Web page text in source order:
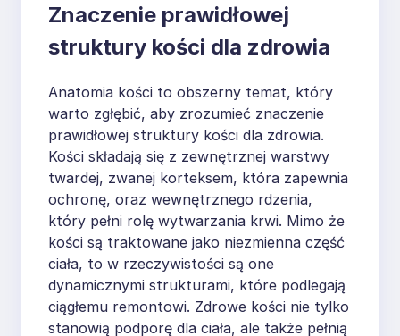
Znaczenie prawidłowej
struktury kości dla zdrowia
Anatomia kości to obszerny temat, który
warto zgłębić, aby zrozumieć znaczenie
prawidłowej struktury kości dla zdrowia.
Kości składają się z zewnętrznej warstwy
twardej, zwanej korteksem, która zapewnia
ochronę, oraz wewnętrznego rdzenia,
który pełni rolę wytwarzania krwi. Mimo że
kości są traktowane jako niezmienna część
ciała, to w rzeczywistości są one
dynamicznymi strukturami, które podlegają
ciągłemu remontowi. Zdrowe kości nie tylko
stanowią podporę dla ciała, ale także pełnią